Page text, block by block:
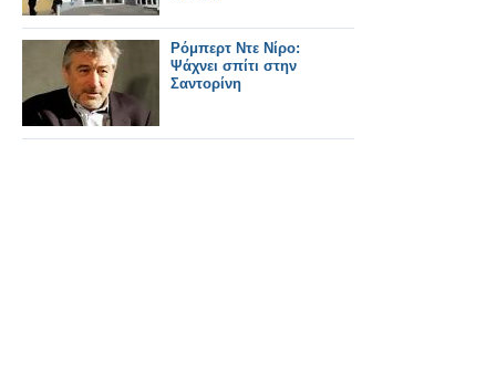
Ρόμπερτ Ντε Νίρο:
Ψάχνει σπίτι στην
Σαντορίνη